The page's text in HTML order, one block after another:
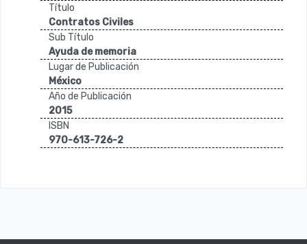
Título
Contratos Civiles
Sub Título
Ayuda de memoria
Lugar de Publicación
México
Año de Publicación
2015
ISBN
970-613-726-2